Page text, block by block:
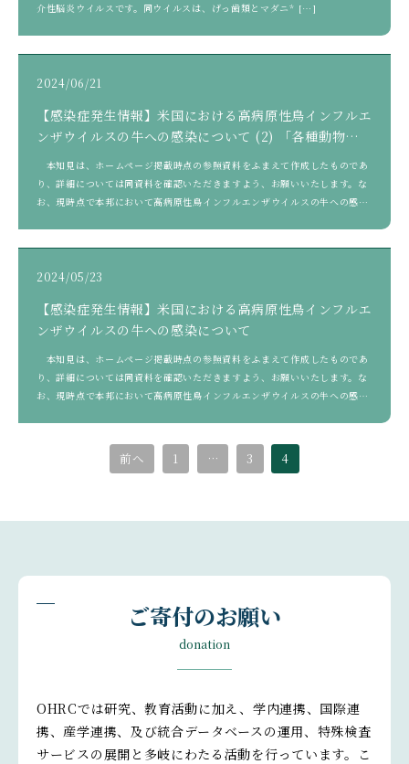
介性脳炎ウイルスです。同ウイルスは、げっ歯類とマダニ* […]
2024/06/21
【感染症発生情報】米国における高病原性鳥インフルエ
ンザウイルスの牛への感染について (2) 「各種動物にお
ける発生動向」
本知見は、ホームページ掲載時点の参照資料をふまえて作成したものであ
り、詳細については同資料を確認いただきますよう、お願いいたします。な
お、現時点で本邦において高病原性鳥インフルエンザウイルスの牛への感染
2024/05/23
【感染症発生情報】米国における高病原性鳥インフルエ
ンザウイルスの牛への感染について
本知見は、ホームページ掲載時点の参照資料をふまえて作成したものであ
り、詳細については同資料を確認いただきますよう、お願いいたします。な
お、現時点で本邦において高病原性鳥インフルエンザウイルスの牛への感染
前へ 1 … 3 4
ご寄付のお願い
donation
OHRCでは研究、教育活動に加え、学内連携、国際連
携、産学連携、及び統合データベースの運用、特殊検査
サービスの展開と多岐にわたる活動を行っています。こ